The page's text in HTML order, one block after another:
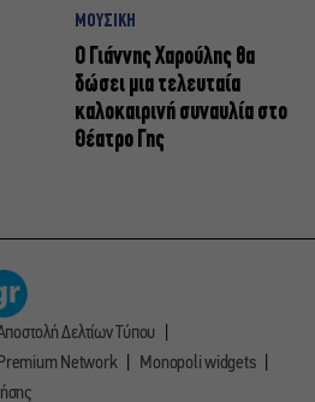
ΜΟΥΣΙΚΗ
Ο Γιάννης Χαρούλης θα
δώσει μια τελευταία
καλοκαιρινή συναυλία στο
Θέατρο Γης
Δελτίων Τύπου
Premium Network
Monopoli widgets